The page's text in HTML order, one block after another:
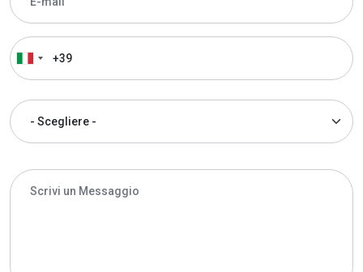
Telefono
Oggetto
Oggetto
Messagio